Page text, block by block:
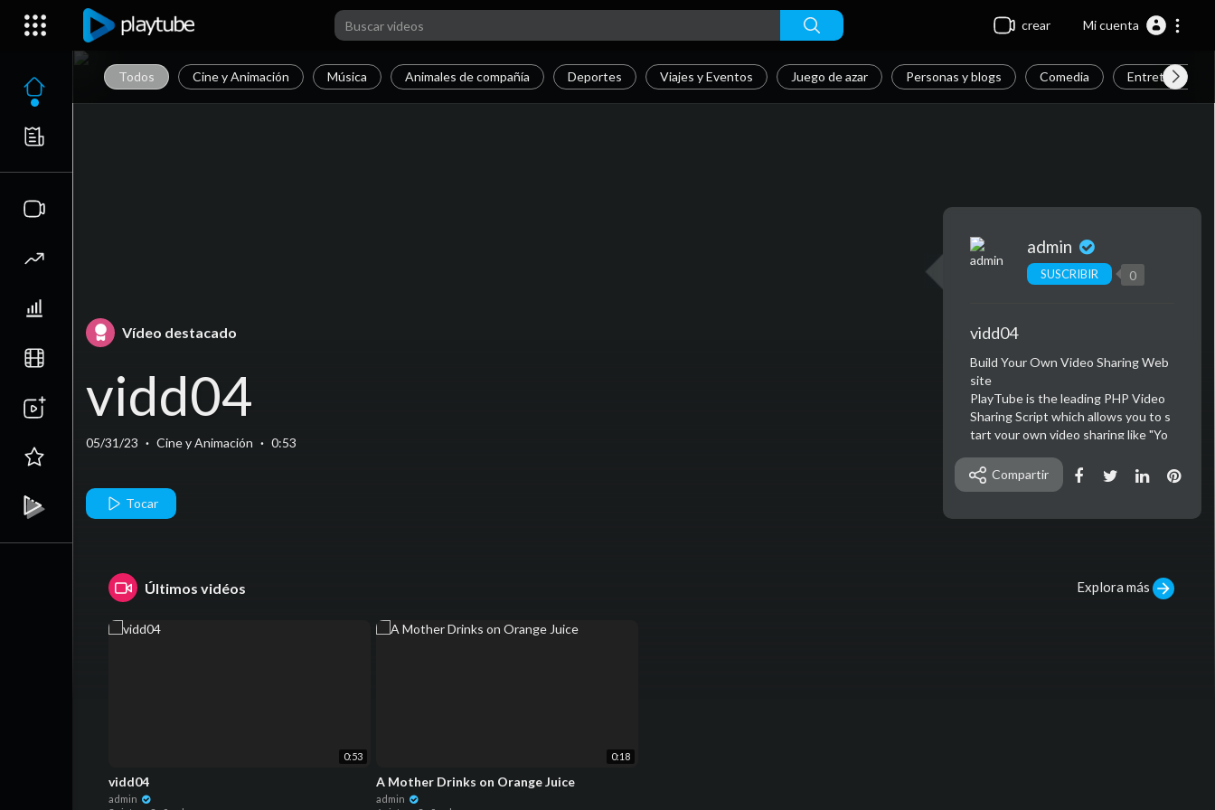
crear Mi cuenta
Todos Cine y Animación Música Animales de compañía Deportes Viajes y Eventos Juego de azar Personas y blogs Comedia
Vídeo destacado
vidd04
05/31/23 · Cine y Animación · 0:53
Tocar
admin
SUSCRIBIR 0
vidd04
⁣Build Your Own Video Sharing Web
site
PlayTube is the leading PHP Video
Sharing Script which allows you to s
tart your own video sharing like "Yo
Compartir
Últimos vidéos Explora más
0:53
vidd04
admin
0:18
A Mother Drinks on Orange Juice
admin